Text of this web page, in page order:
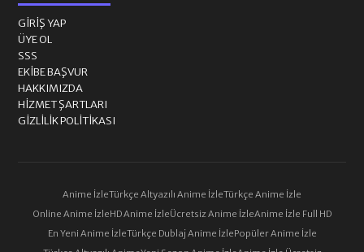
GIRIŞ YAP
ÜYE OL
SSS
EKIBE BAŞVUR
HAKKIMIZDA
HIZMET ŞARTLARI
GIZLILIK POLITIKASI
Anime İzleTürkçe Altyazılı Anime İzleTürkçe Anime İzle
Online Anime İzleHD Anime İzleÜcretsiz Anime İzleAnime İzle Full HD
En Yeni Anime İzleTürkçe Dublaj Anime İzlePopüler Anime İzle